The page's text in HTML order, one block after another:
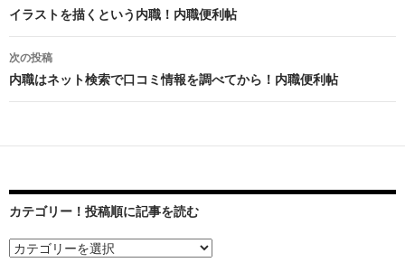
投
稿
ナ
ゲ
シ
ョ
イラストを描くという内職！内職便利帖
次の投稿
内職はネット検索で口コミ情報を調べてから！内職便利帖
カテゴリー！投稿順に記事を読む